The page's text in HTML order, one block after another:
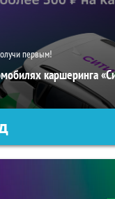
первым!
каршеринга